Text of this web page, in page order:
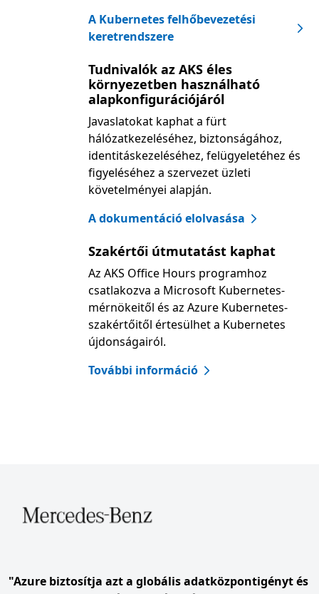
A Kubernetes felhőbevezetési
keretrendszere
Tudnivalók az AKS éles
környezetben használható
alapkonfigurációjáról
Javaslatokat kaphat a fürt
hálózatkezeléséhez, biztonságához,
identitáskezeléséhez, felügyeletéhez és
figyeléséhez a szervezet üzleti
követelményei alapján.
A dokumentáció elolvasása
Szakértői útmutatást kaphat
Az AKS Office Hours programhoz
csatlakozva a Microsoft Kubernetes-
mérnökeitől és az Azure Kubernetes-
szakértőitől értesülhet a Kubernetes
újdonságairól.
További információ
"Azure biztosítja azt a globális adatközpontigényt és